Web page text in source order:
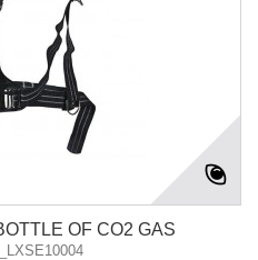
OF CO2 GAS